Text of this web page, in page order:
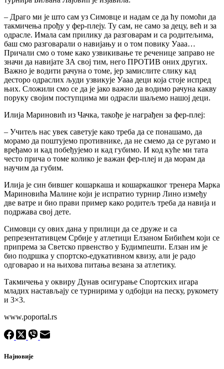
– Драго ми је што сам уз Симовце и надам се да ћу помоћи да
такмичења прођу у фер-плеју. Ту сам, не само за децу, већ и за
одрасле. Имала сам прилику да разговарам и са родитељима,
баш смо разговарали о навијању и о том повику Уааа…
Причали смо о томе како узвикивање те реченице заправо не
значи да навијате ЗА свој тим, него ПРОТИВ оних других.
Важно је водити рачуна о томе, јер замислите слику кад
десторо одраслих људи узвикује Уааа деци која стоје испред
њих. Сложили смо се да је јако важно да водимо рачуна какву
поруку својим поступцима ми одрасли шаљемо нашој деци.
Илија Мариновић из Чачка, такође је награђен за фер-плеј:
– Учитељ нас увек саветује како треба да се понашамо, да
морамо да поштујемо противнике, да не смемо да се ругамо и
вређамо и кад побеђујемо и кад губимо. И код куће ми тата
често прича о томе колико је важан фер-плеј и да морам да
научим да губим.
Илија је син бившег кошаркаша и кошаркашког тренера Марка
Мариновића Малине који је испратио турнир Лино између
две ватре и био прави пример како родитељ треба да навија и
подржава свој дете.
Симовци су ових дана у прилици да се друже и са
репрезентативцем Србије у атлетици Елзаном Бибићем који се
припрема за Светско првенство у Будимпешти. Елзан им је
био подршка у спортско-едукативном квизу, али је радо
одговарао и на њихова питања везана за атлетику.
Такмичења у оквиру Дунав осигурање Спортских игара
младих настављају се турнирима у одбојци на песку, рукомету
и 3×3.
www.poportal.rs
Најновије